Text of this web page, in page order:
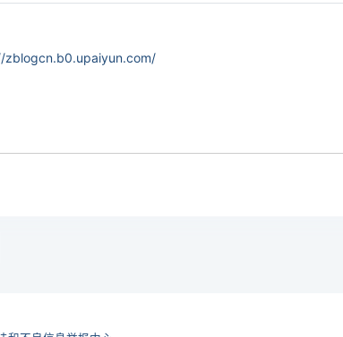
zblogcn.b0.upaiyun.com/